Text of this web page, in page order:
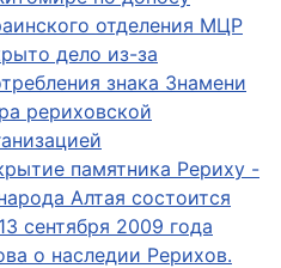
отделения МЦР
дело из-за
знака Знамени
рериховской
памятника Рериху -
Алтая состоится
сентября 2009 года
о наследии Рерихов.